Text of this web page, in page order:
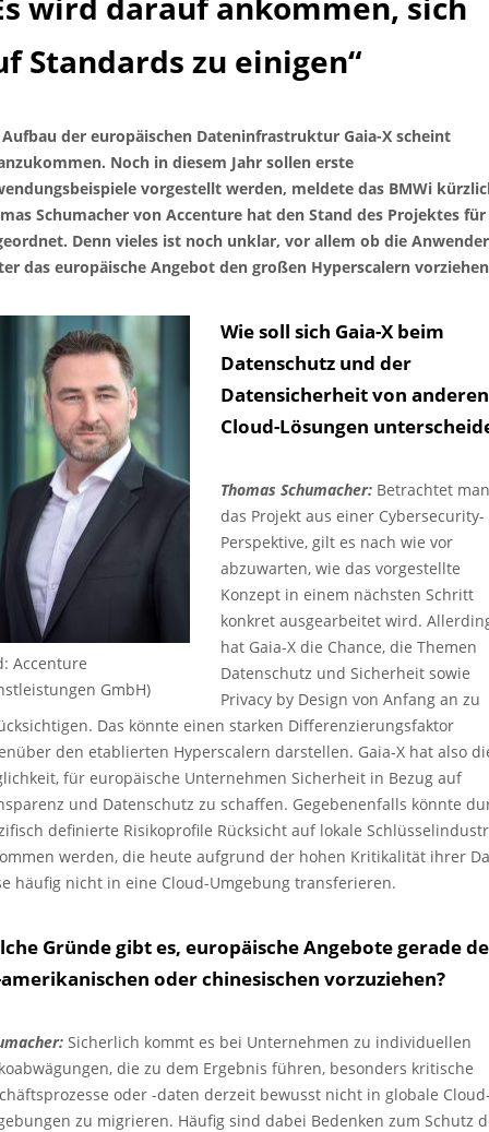
Standards zu einigen“
der europäischen Dateninfrastruktur Gaia-X scheint
Noch in diesem Jahr sollen erste
vorgestellt werden, meldete das BMWi
Schumacher von Accenture hat den Stand des Projektes
Denn vieles ist noch unklar, vor allem ob die Anwender
das europäische Angebot den großen Hyperscalern
Accenture
GmbH)
Wie soll sich Gaia-X beim
Datenschutz und der
Datensicherheit von anderen
Cloud-Lösungen
Thomas Schumacher: Betrachtet
das Projekt aus einer Cybersecurity-
Perspektive, gilt es nach wie vor
abzuwarten, wie das vorgestellte
Konzept in einem nächsten Schritt
konkret ausgearbeitet wird.
hat Gaia-X die Chance, die Themen
Datenschutz und Sicherheit sowie
Privacy by Design von Anfang an zu
Das könnte einen starken Differenzierungsfaktor
den etablierten Hyperscalern darstellen. Gaia-X hat also
für europäische Unternehmen Sicherheit in Bezug auf
und Datenschutz zu schaffen. Gegebenenfalls könnte
definierte Risikoprofile Rücksicht auf lokale
werden, die heute aufgrund der hohen Kritikalität ihrer
häufig nicht in eine Cloud-Umgebung transferieren.
Gründe gibt es, europäische Angebote gerade
amerikanischen oder chinesischen vorzuziehen?
Sicherlich kommt es bei Unternehmen zu individuellen
die zu dem Ergebnis führen, besonders kritische
oder -daten derzeit bewusst nicht in globale
zu migrieren. Häufig sind dabei Bedenken zum Schutz